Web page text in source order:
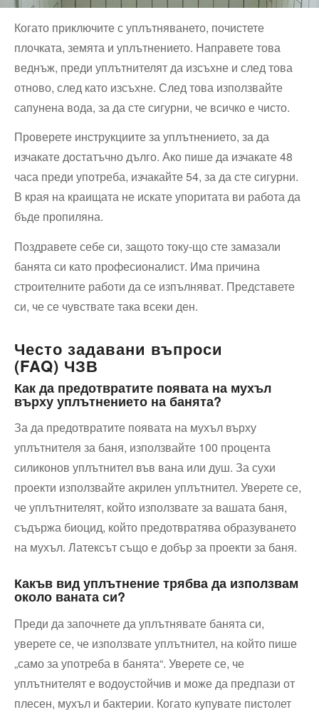
Когато приключите с уплътняването, почистете
плочката, земята и уплътнението. Направете това
веднъж, преди уплътнителят да изсъхне и след това
отново, след като изсъхне. След това използвайте
сапунена вода, за да сте сигурни, че всичко е чисто.
Проверете инструкциите за уплътнението, за да
изчакате достатъчно дълго. Ако пише да изчакате 48
часа преди употреба, изчакайте 54, за да сте сигурни.
В края на краищата не искате упоритата ви работа да
бъде пропиляна.
Поздравете себе си, защото току-що сте замазали
банята си като професионалист. Има причина
строителните работи да се изпълняват. Представете
си, че се чувствате така всеки ден.
Често задавани въпроси
(FAQ) ЧЗВ
Как да предотвратите появата на мухъл
върху уплътнението на банята?
За да предотвратите появата на мухъл върху
уплътнителя за баня, използвайте 100 процента
силиконов уплътнител във вана или душ. За сухи
проекти използвайте акрилен уплътнител. Уверете се,
че уплътнителят, който използвате за вашата баня,
съдържа биоцид, който предотвратява образуването
на мухъл. Латексът също е добър за проекти за баня.
Какъв вид уплътнение трябва да използвам
около ваната си?
Преди да започнете да уплътнявате банята си,
уверете се, че използвате уплътнител, на който пише
„само за употреба в банята“. Уверете се, че
уплътнителят е водоустойчив и може да предпази от
плесен, мухъл и бактерии. Когато купувате пистолет